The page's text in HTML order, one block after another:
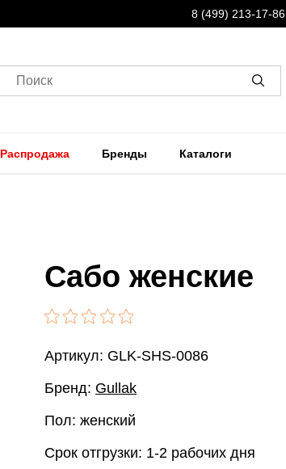
8 (499) 213-17-86
Поиск
Распродажа Бренды Каталоги
Сабо женские
Артикул: GLK-SHS-0086
Бренд: Gullak
Пол: женский
Срок отгрузки: 1-2 рабочих дня